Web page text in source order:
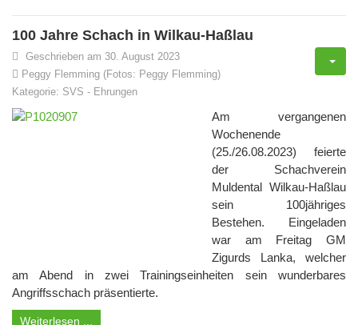
100 Jahre Schach in Wilkau-Haßlau
Geschrieben am 30. August 2023
Peggy Flemming (Fotos: Peggy Flemming)
Kategorie: SVS - Ehrungen
Am vergangenen
Wochenende
(25./26.08.2023) feierte
der Schachverein
Muldental Wilkau-Haßlau
sein 100jähriges
Bestehen. Eingeladen
war am Freitag GM
Zigurds Lanka, welcher
am Abend in zwei Trainingseinheiten sein wunderbares
Angriffsschach präsentierte.
Weiterlesen ...